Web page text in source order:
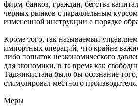
фирм, банков, граждан, бегства
черных рынков с параллельным
измененной инструкции о порядке
Кроме того, так называемый
импортных операций, что крайне
либо попыток неэкономического
для экономики, в то время как
Таджикистана было бы осознание
стимулировал местного производителя.
Меры